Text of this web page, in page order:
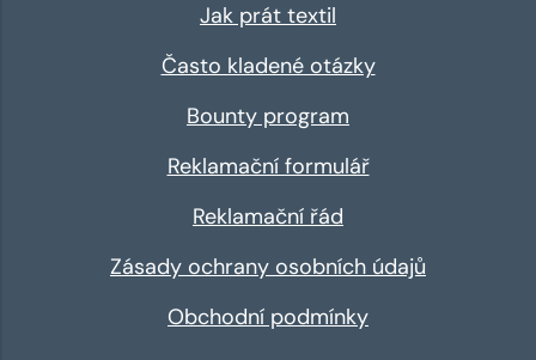
Jak prát textil
Často kladené otázky
Bounty program
Reklamační formulář
Reklamační řád
Zásady ochrany osobních údajů
Obchodní podmínky